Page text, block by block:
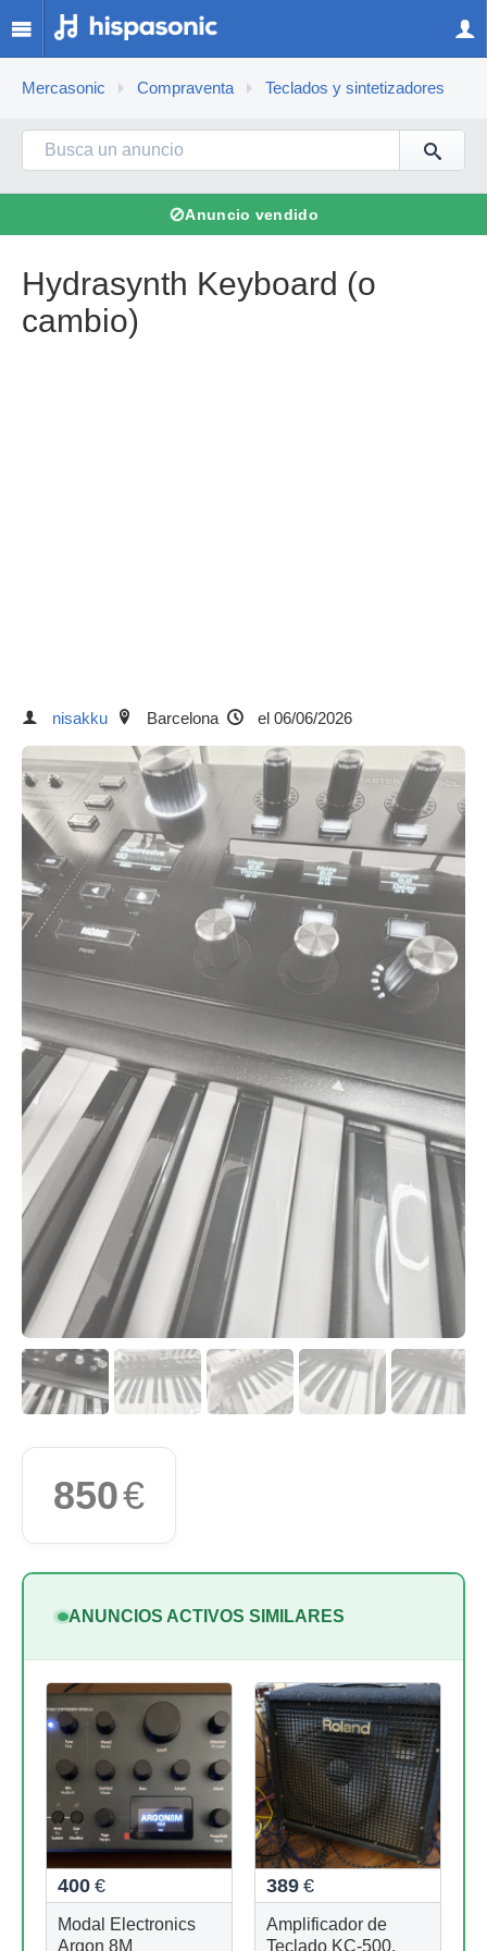
Mercasonic Compraventa Teclados y sintetizadores
⊘Anuncio vendido
Hydrasynth Keyboard (o
cambio)
nisakku Barcelona el 06/06/2026
850€
ANUNCIOS ACTIVOS SIMILARES
400 €
Modal Electronics
Argon 8M
389 €
Amplificador de
Teclado KC-500.